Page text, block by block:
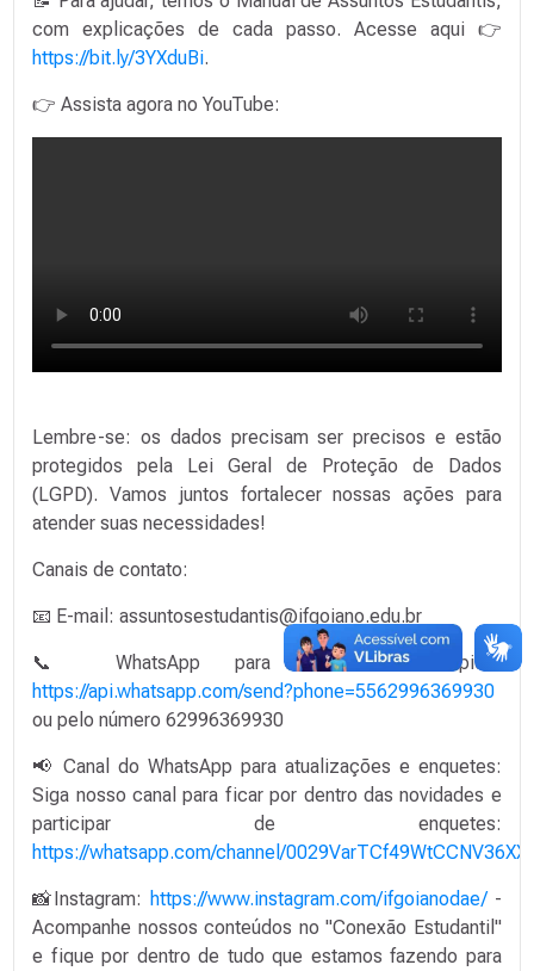
com explicações de cada passo. Acesse aqui 👉
https://bit.ly/3YXduBi.
👉 Assista agora no YouTube:
Lembre-se: os dados precisam ser precisos e estão
protegidos pela Lei Geral de Proteção de Dados
(LGPD). Vamos juntos fortalecer nossas ações para
atender suas necessidades!
Canais de contato:
📧 E-mail: assuntosestudantis@ifgoiano.edu.br
📞 WhatsApp para atendimento rápido:
https://api.whatsapp.com/send?phone=5562996369930
ou pelo número 62996369930
📢 Canal do WhatsApp para atualizações e enquetes:
Siga nosso canal para ficar por dentro das novidades e
participar de enquetes:
https://whatsapp.com/channel/
📸Instagram: https://www.instagram.com/ifgoianodae/-
Acompanhe nossos conteúdos no "Conexão Estudantil"
e fique por dentro de tudo que estamos fazendo para